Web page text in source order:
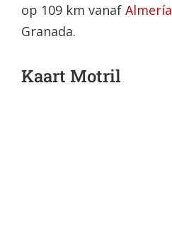
op 109 km vanaf Almería
Granada.
Kaart Motril